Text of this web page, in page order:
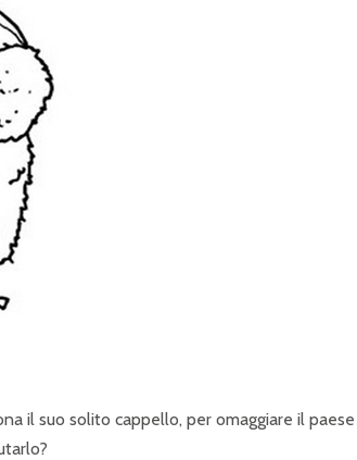
A
il suo solito cappello, per omaggiare il